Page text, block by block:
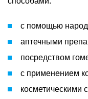
с помощью
аптечными
посредством
с применением
косметическими